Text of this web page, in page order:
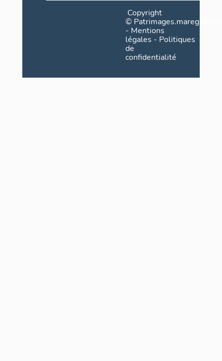
Copyright
©
- Mentions
légales - Politiques
de
confidentialité